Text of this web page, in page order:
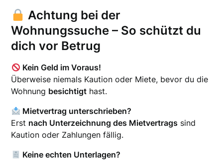
Achtung bei der
Wohnungssuche – So schützt du
dich vor Betrug
Kein Geld im Voraus!
Überweise niemals Kaution oder Miete, bevor du die
Wohnung besichtigt hast.
Mietvertrag unterschrieben?
Erst nach Unterzeichnung des Mietvertrags sind
Kaution oder Zahlungen fällig.
Keine echten Unterlagen?